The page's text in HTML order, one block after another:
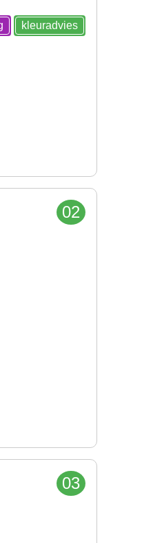
kleuradvies
02
03